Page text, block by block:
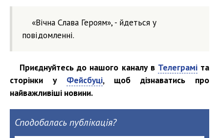
«Вічна Слава Героям», - йдеться у
повідомленні.
Приєднуйтесь до нашого каналу в Телеграміта
сторінки у Фейсбуці, щоб дізнаватись про
найважливіші новини.
Сподобалась публікація?